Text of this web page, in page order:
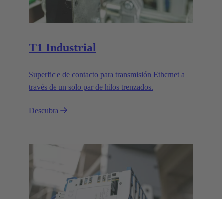
T1 Industrial
Superficie de contacto para transmisión Ethernet a
través de un solo par de hilos trenzados.
Descubra